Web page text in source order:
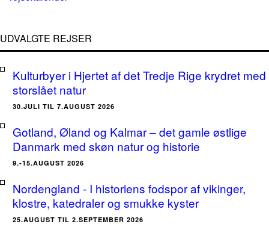
UDVALGTE REJSER
Kulturbyer i Hjertet af det Tredje Rige krydret med
storslået natur
30.JULI TIL 7.AUGUST 2026
Gotland, Øland og Kalmar – det gamle østlige
Danmark med skøn natur og historie
9.-15.AUGUST 2026
Nordengland - I historiens fodspor af vikinger,
klostre, katedraler og smukke kyster
25.AUGUST TIL 2.SEPTEMBER 2026